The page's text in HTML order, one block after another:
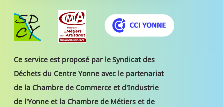
Ce service est proposé par le Syndicat des
Déchets du Centre Yonne avec le partenariat
de la Chambre de Commerce et d'Industrie
de l'Yonne et la Chambre de Métiers et de